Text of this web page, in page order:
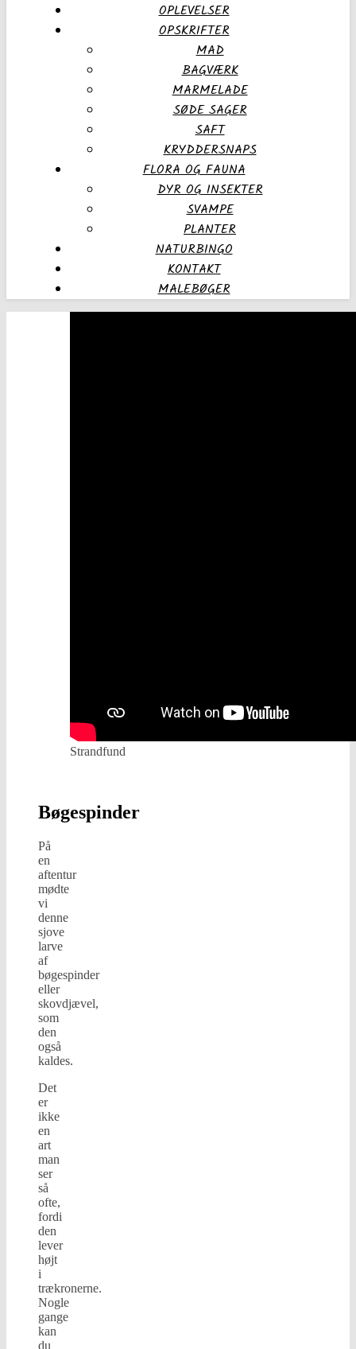
OPLEVELSER
OPSKRIFTER
MAD
BAGVÆRK
MARMELADE
SØDE SAGER
SAFT
KRYDDERSNAPS
FLORA OG FAUNA
DYR OG INSEKTER
SVAMPE
PLANTER
NATURBINGO
KONTAKT
MALEBØGER
Strandfund
Bøgespinder
På
en
aftentur
mødte
vi
denne
sjove
larve
af
bøgespinder
eller
skovdjævel,
som
den
også
kaldes.
Det
er
ikke
en
art
man
ser
så
ofte,
fordi
den
lever
højt
i
trækronerne.
Nogle
gange
kan
du